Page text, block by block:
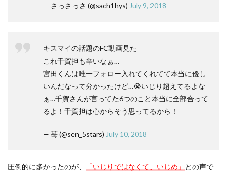
— さっさっさ (@sach1hys) July 9, 2018
キスマイの話題のFC動画見た
これ千賀担も辛いなぁ…
宮田くんは唯一フォロー入れてくれてて本当に優し
いんだなって分かったけど…😭いじり超えてるよな
ぁ…千賀さんが言ってた6つのこと本当に全部合って
るよ！千賀担は心からそう思ってるから！
— 苺 (@sen_5stars) July 10, 2018
圧倒的に多かったのが、 「いじりではなくて、いじめ」 との声で